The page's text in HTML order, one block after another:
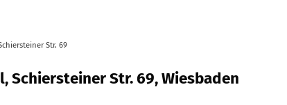
Str. 69
Schiersteiner Str. 69, Wiesbaden